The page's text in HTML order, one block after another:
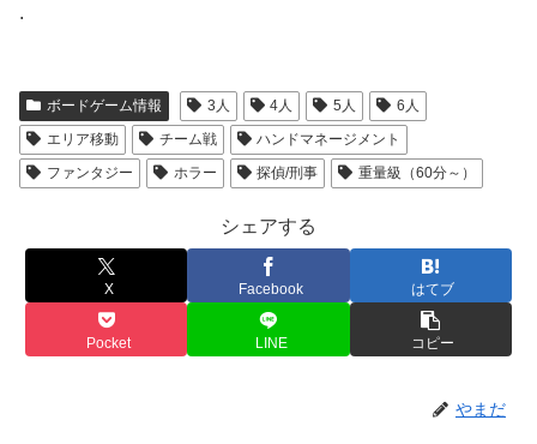
.
ボードゲーム情報 3人 4人 5人
6人
エリア移動
チーム戦
ハンドマネージメント
ファンタジー
ホラー 探偵/刑事 重量級（60分～）
シェアする
X Facebook はてブ
Pocket LINE コピー
やまだ